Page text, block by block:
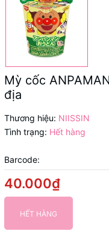
Mỳ cốc
địa
Thương hiệu: NIISSIN
Tình trạng: Hết hàng
Barcode:
40.000₫
HẾT HÀNG